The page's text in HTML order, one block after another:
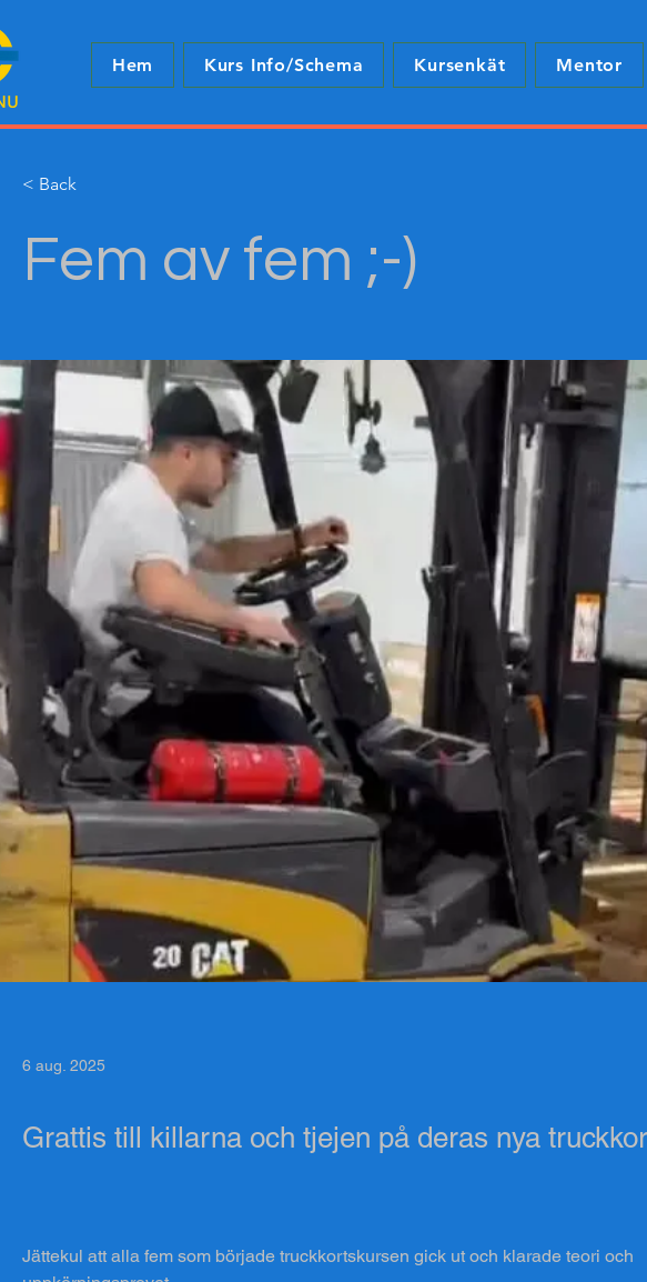
Hem Kurs Info/Schema Kursenkät Mentor
< Back
Fem av fem ;-)
6 aug. 2025
Grattis till killarna och tjejen på deras nya
Jättekul att alla fem som började truckkortskursen gick ut och klarade teori och